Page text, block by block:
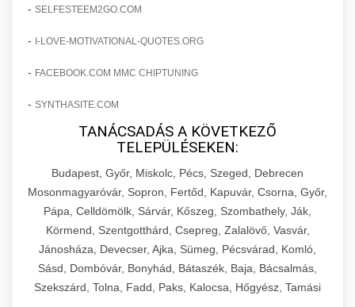
amelyek valós eredményeket hoznak.
szonyegtisztito.net
marketing stratégiai tervrajz
útjáról, bemutatva az utat a küzdő praxistól a
virágzó vállalkozásig 150%-os növekedéssel.
klinika átalakulási történet
Érdeklődés 150%-os Fokozása
Technikák és módszerek a páciensek
érdeklődésének és elkötelezettségének drámai
növeléséhez. Egy 150%-os fellendülési
esettanulmány gyakorlati betekintésekkel.
weboldal-keszites.co
elkötelezettség erősítési módszerek
🎮 19. AI Google Ads és Meta
Kampány Kezelés
Fejlett AI-alapú Google Ads és Meta hirdetési
kampánykezelés. Optimalizálja hirdetési
költségvetését gépi tanulással és
automatizálással.
aikampany.hu AI hirdetési automatizálás
🍞 20. Ipari Dagasztógép +
Professzionális ipari dagasztógépek és
tésztakeverő gépek pékségek és kereskedelmi
konyhák számára. Masszív konstrukció
🔪 21. Ipari Szeletelőgép +
- SELFESTEEM2GO.COM
- I-LOVE-MOTIVATIONAL-QUOTES.ORG
- FACEBOOK.COM MMC CHIPTUNING
- SYNTHASITE.COM
TANÁCSADÁS A KÖVETKEZŐ
TELEPÜLÉSEKEN:
Budapest, Győr, Miskolc, Pécs, Szeged, Debrecen
Mosonmagyaróvár, Sopron, Fertőd, Kapuvár, Csorna, Győr,
Pápa, Celldömölk, Sárvár, Kőszeg, Szombathely, Ják,
Körmend, Szentgotthárd, Csepreg, Zalalövő, Vasvár,
Jánosháza, Devecser, Ajka, Sümeg, Pécsvárad, Komló,
Sásd, Dombóvár, Bonyhád, Bátaszék, Baja, Bácsalmás,
Szekszárd, Tolna, Fadd, Paks, Kalocsa, Hőgyész, Tamási